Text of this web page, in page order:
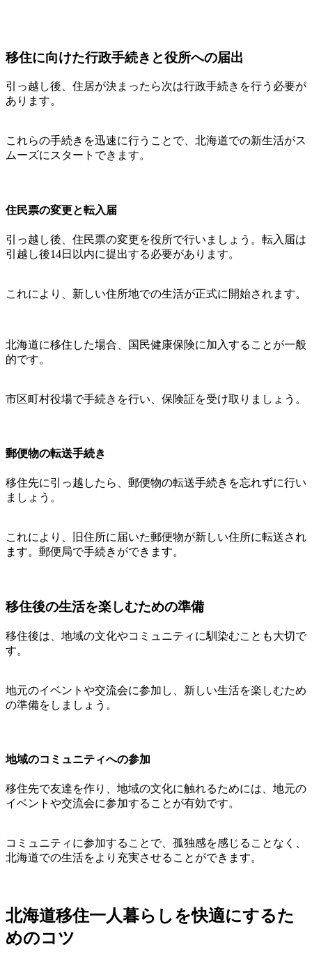
移住に向けた行政手続きと役所への届出
引っ越し後、住居が決まったら次は行政手続きを行う必要が
あります。
これらの手続きを迅速に行うことで、北海道での新生活がス
ムーズにスタートできます。
住民票の変更と転入届
引っ越し後、住民票の変更を役所で行いましょう。転入届は
引越し後14日以内に提出する必要があります。
これにより、新しい住所地での生活が正式に開始されます。
北海道に移住した場合、国民健康保険に加入することが一般
的です。
市区町村役場で手続きを行い、保険証を受け取りましょう。
郵便物の転送手続き
移住先に引っ越したら、郵便物の転送手続きを忘れずに行い
ましょう。
これにより、旧住所に届いた郵便物が新しい住所に転送され
ます。郵便局で手続きができます。
移住後の生活を楽しむための準備
移住後は、地域の文化やコミュニティに馴染むことも大切で
す。
地元のイベントや交流会に参加し、新しい生活を楽しむため
の準備をしましょう。
地域のコミュニティへの参加
移住先で友達を作り、地域の文化に触れるためには、地元の
イベントや交流会に参加することが有効です。
コミュニティに参加することで、孤独感を感じることなく、
北海道での生活をより充実させることができます。
北海道移住一人暮らしを快適にするた
めのコツ